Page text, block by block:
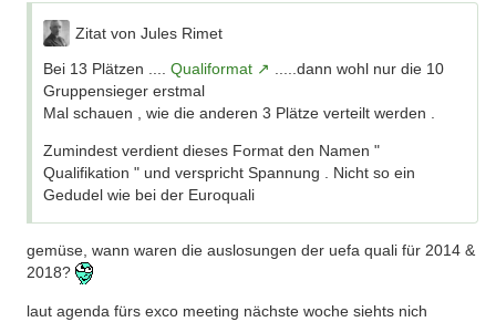
Zitat von Jules Rimet
Bei 13 Plätzen ....Qualiformat
.....dann wohl nur die 10
Gruppensieger erstmal
Mal schauen , wie die anderen 3 Plätze verteilt werden .
Zumindest verdient dieses Format den Namen "
Qualifikation " und verspricht Spannung . Nicht so ein
Gedudel wie bei der Euroquali
gemüse, wann waren die auslosungen der uefa quali für 2014 &
2018?
laut agenda fürs exco meeting nächste woche siehts nich